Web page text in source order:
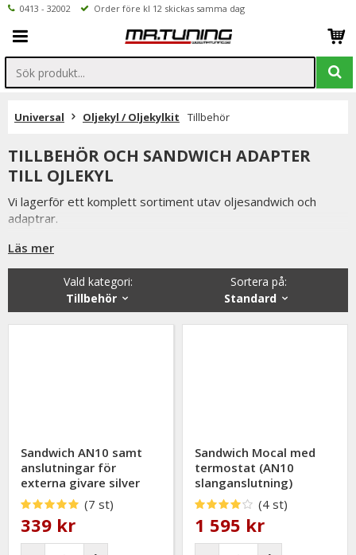
0413 - 32002 Order före kl 12 skickas samma dag
Universal Oljekyl / Oljekylkit Tillbehör
TILLBEHÖR OCH SANDWICH ADAPTER
TILL OJLEKYL
Vi lagerför ett komplett sortiment utav oljesandwich och
adaptrar.
Våra flesta kunder väljer en sandwich med termostat för att
Läs mer
Sortera på:
Standard
Vald kategori:
Tillbehör
Sandwich AN10 samt
anslutningar för
externa givare silver
(7 st)
339 kr
Sandwich Mocal med
termostat (AN10
slanganslutning)
(4 st)
1 595 kr